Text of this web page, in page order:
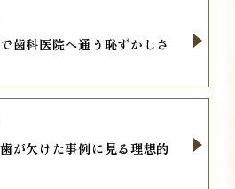
歯科医院へ通う恥ずかしさ
が欠けた事例に見る理想的